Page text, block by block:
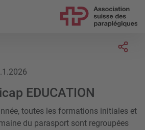
EDUCATION
toutes les formations initiales et
du parasport sont regroupées